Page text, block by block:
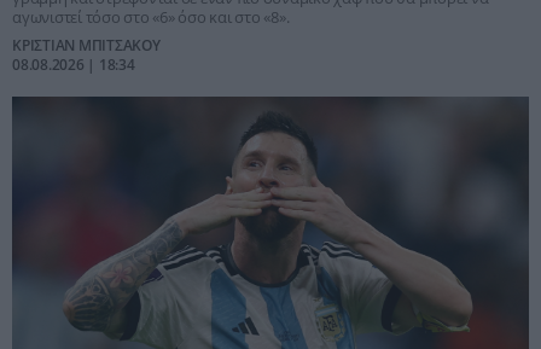
αγωνιστεί τόσο στο «6» όσο και στο «8».
ΚΡΙΣΤΙΑΝ ΜΠΙΤΣΑΚΟΥ
08.08.2026 | 18:34